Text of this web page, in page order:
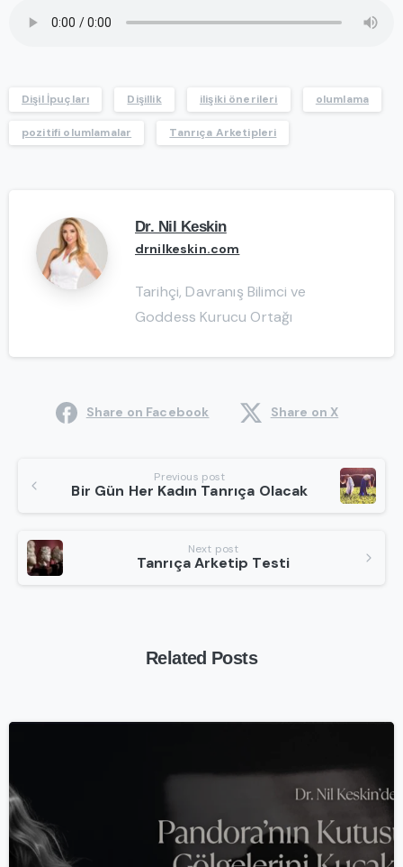
Dişil İpuçları Dişillik ilişiki önerileri olumlama
pozitifi olumlamalar Tanrıça Arketipleri
Dr. Nil Keskin
drnilkeskin.com
Tarihçi, Davranış Bilimci ve
Goddess Kurucu Ortağı
Share on Facebook Share on X
Reading
Previous post
Bir Gün Her Kadın Tanrıça Olacak
Next post
Tanrıça Arketip Testi
Related Posts